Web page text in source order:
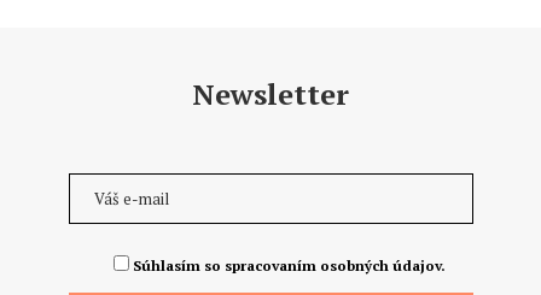
Newsletter
Súhlasím so spracovaním osobných údajov.